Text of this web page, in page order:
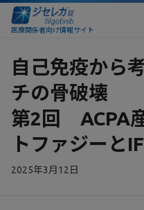
医療関係者向け情報サイト
自己免疫から
チの骨破壊
第2回 ACPA
トファジーと
2025年3月12日